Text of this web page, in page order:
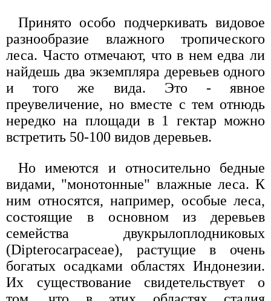
Принято особо подчеркивать видовое
разнообразие влажного тропического
леса. Часто отмечают, что в нем едва ли
найдешь два экземпляра деревьев одного
и того же вида. Это - явное
преувеличение, но вместе с тем отнюдь
нередко на площади в 1 гектар можно
встретить 50-100 видов деревьев.
Но имеются и относительно бедные
видами, "монотонные" влажные леса. К
ним относятся, например, особые леса,
состоящие в основном из деревьев
семейства двукрылоплодниковых
(Dipterocarpaceae), растущие в очень
богатых осадками областях Индонезии.
Их существование свидетельствует о